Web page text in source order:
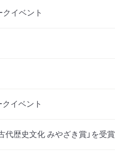
クイベント
イベント
代歴史文化 みやざき賞」を受賞